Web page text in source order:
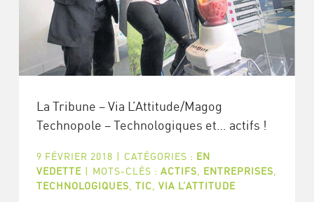
La Tribune – Via L’Attitude/Magog
Technopole – Technologiques et… actifs !
9 FÉVRIER 2018 | CATÉGORIES : EN
VEDETTE | MOTS-CLÉS : ACTIFS ENTREPRISES
TECHNOLOGIQUES TIC VIA L’ATTITUDE